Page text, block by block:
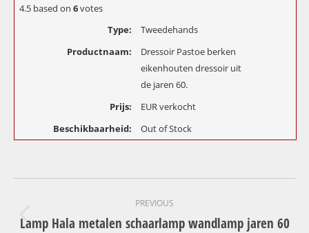
4.5based on 6votes
Type:
Tweedehands
Productnaam:
Dressoir Pastoe berken
eikenhouten dressoir uit
de jaren 60.
Prijs:
EURverkocht
Beschikbaarheid:
Out of Stock
navigation
PREVIOUS
Previous
Lamp Hala metalen schaarlamp wandlamp jaren 60